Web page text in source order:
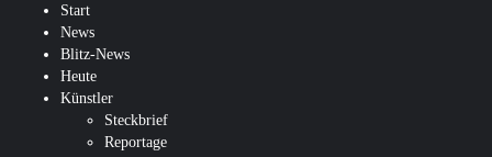
Start
News
Blitz-News
Heute
Künstler
Steckbrief
Reportage